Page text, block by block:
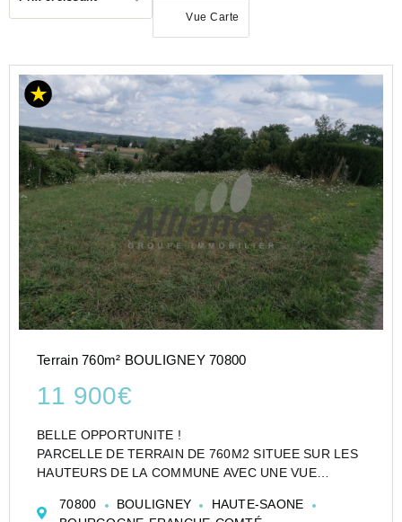
Vue Carte
ACHAT
TERRAIN
BOURGOGNE-
FRANCHE-
COMTÉ
HAUTE-
SAONE
(70)
Terrain 760m² BOULIGNEY 70800
11 900€
BELLE OPPORTUNITE !
PARCELLE DE TERRAIN DE 760M2 SITUEE SUR LES
HAUTEURS DE LA COMMUNE AVEC UNE VUE
POSSIBILITE DE CONSTRUIRE UN PETIT PLAIN
70800 BOULIGNEY
HAUTE-SAONE